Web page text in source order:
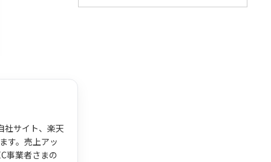
社サイト、楽天
す。売上アッ
事業者さまの